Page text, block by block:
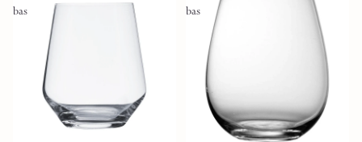
bas
Ajouter au panier
bas
Ajouter au panier